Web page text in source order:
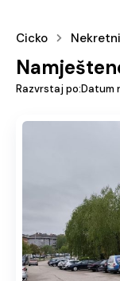
Cicko
Razvrstaj po:Datum